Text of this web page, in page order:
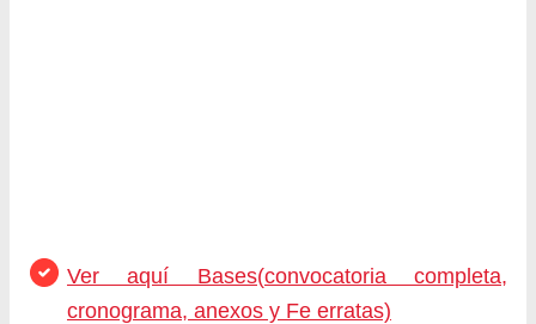
Ver aquí Bases(convocatoria completa,
cronograma, anexos y Fe erratas)